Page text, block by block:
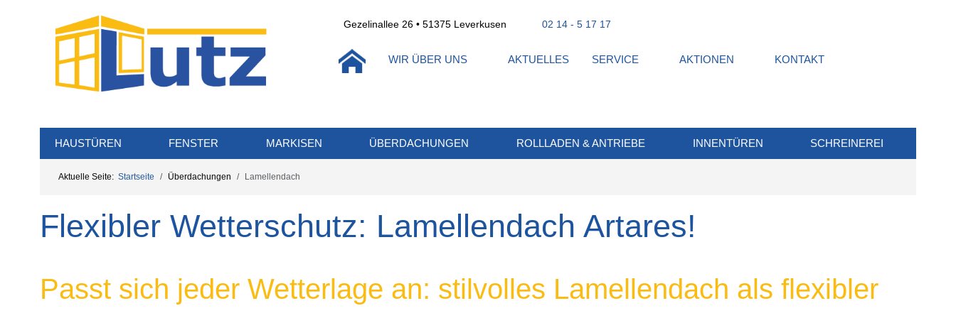
Gezelinallee 26 • 51375 Leverkusen 02 14 - 5 17 17
WIR ÜBER UNS AKTUELLES SERVICE AKTIONEN KONTAKT
HAUSTÜREN FENSTER MARKISEN ÜBERDACHUNGEN ROLLLADEN & ANTRIEBE INNENTÜREN SCHREINEREI
Aktuelle Seite: Startseite Überdachungen Lamellendach
Flexibler Wetterschutz: Lamellendach Artares!
Passt sich jeder Wetterlage an: stilvolles Lamellendach als flexibler